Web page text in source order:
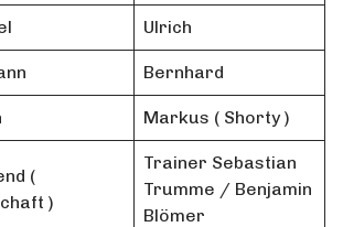
Ulrich
Bernhard
Markus ( Shorty )
(
)
Trainer Sebastian
Trumme / Benjamin
Blömer